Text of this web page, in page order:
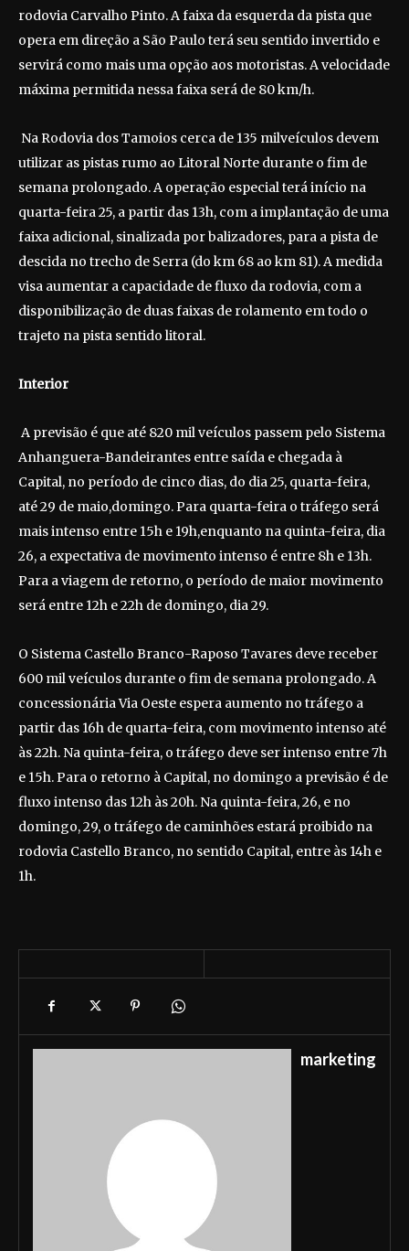
rodovia Carvalho Pinto. A faixa da esquerda da pista que
opera em direção a São Paulo terá seu sentido invertido e
servirá como mais uma opção aos motoristas. A velocidade
máxima permitida nessa faixa será de 80 km/h.
Na Rodovia dos Tamoios cerca de 135 milveículos devem
utilizar as pistas rumo ao Litoral Norte durante o fim de
semana prolongado. A operação especial terá início na
quarta-feira 25, a partir das 13h, com a implantação de uma
faixa adicional, sinalizada por balizadores, para a pista de
descida no trecho de Serra (do km 68 ao km 81). A medida
visa aumentar a capacidade de fluxo da rodovia, com a
disponibilização de duas faixas de rolamento em todo o
trajeto na pista sentido litoral.
Interior
A previsão é que até 820 mil veículos passem pelo Sistema
Anhanguera-Bandeirantes entre saída e chegada à
Capital, no período de cinco dias, do dia 25, quarta-feira,
até 29 de maio,domingo. Para quarta-feira o tráfego será
mais intenso entre 15h e 19h,enquanto na quinta-feira, dia
26, a expectativa de movimento intenso é entre 8h e 13h.
Para a viagem de retorno, o período de maior movimento
será entre 12h e 22h de domingo, dia 29.
O Sistema Castello Branco-Raposo Tavares deve receber
600 mil veículos durante o fim de semana prolongado. A
concessionária Via Oeste espera aumento no tráfego a
partir das 16h de quarta-feira, com movimento intenso até
às 22h. Na quinta-feira, o tráfego deve ser intenso entre 7h
e 15h. Para o retorno à Capital, no domingo a previsão é de
fluxo intenso das 12h às 20h. Na quinta-feira, 26, e no
domingo, 29, o tráfego de caminhões estará proibido na
rodovia Castello Branco, no sentido Capital, entre às 14h e
1h.
marketing